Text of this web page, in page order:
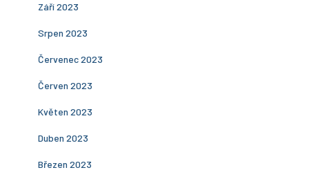
Září 2023
Srpen 2023
Červenec 2023
Červen 2023
Květen 2023
Duben 2023
Březen 2023